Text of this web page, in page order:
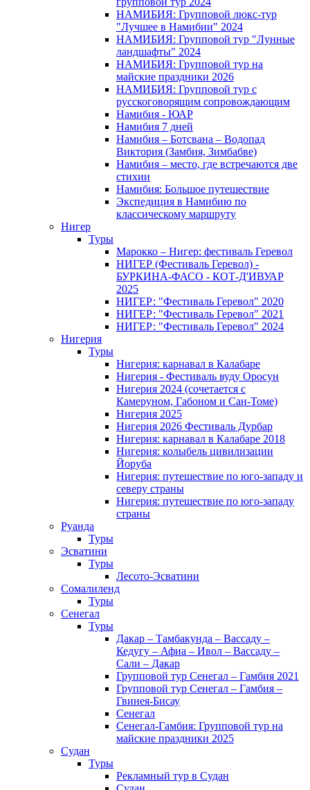
НАМИБИЯ: Групповой люкс-тур
"Лучшее в Намибии" 2024
НАМИБИЯ: Групповой тур "Лунные
ландшафты" 2024
НАМИБИЯ: Групповой тур на
майские праздники 2026
НАМИБИЯ: Групповой тур с
русскоговорящим сопровождающим
Намибия - ЮАР
Намибия 7 дней
Намибия – Ботсвана – Водопад
Виктория (Замбия, Зимбабве)
Намибия – место, где встречаются две
стихии
Намибия: Большое путешествие
Экспедиция в Намибию по
классическому маршруту
Нигер
Туры
Марокко – Нигер: фестиваль Геревол
НИГЕР (Фестиваль Геревол) -
БУРКИНА-ФАСО - КОТ-Д'ИВУАР
2025
НИГЕР: "Фестиваль Геревол" 2020
НИГЕР: "Фестиваль Геревол" 2021
НИГЕР: "Фестиваль Геревол" 2024
Нигерия
Туры
Нигерия: карнавал в Калабаре
Нигерия - Фестиваль вуду Оросун
Нигерия 2024 (сочетается с
Камеруном, Габоном и Сан-Томе)
Нигерия 2025
Нигерия 2026 Фестиваль Дурбар
Нигерия: карнавал в Калабаре 2018
Нигерия: колыбель цивилизации
Йоруба
Нигерия: путешествие по юго-западу и
северу страны
Нигерия: путешествие по юго-западу
страны
Руанда
Туры
Эсватини
Туры
Лесото-Эсватини
Сомалиленд
Туры
Сенегал
Туры
Дакар – Тамбакунда – Вассаду –
Кедугу – Афиа – Ивол – Вассаду –
Сали – Дакар
Групповой тур Сенегал – Гамбия 2021
Групповой тур Сенегал – Гамбия –
Гвинея-Бисау
Сенегал
Сенегал-Гамбия: Групповой тур на
майские праздники 2025
Судан
Туры
Рекламный тур в Cудан